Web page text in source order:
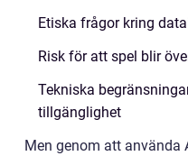
Etiska frågor kring
Risk för att spel blir
Tekniska
tillgänglighet
Men genom att använda